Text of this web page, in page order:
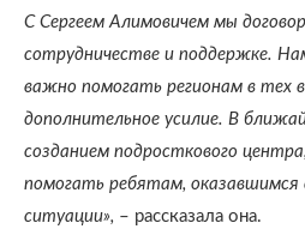
С Сергеем Алимовичем мы
сотрудничестве и поддержке.
важно помогать регионам в тех
дополнительное усилие. В
созданием подросткового
помогать ребятам,
ситуации», – рассказала она.